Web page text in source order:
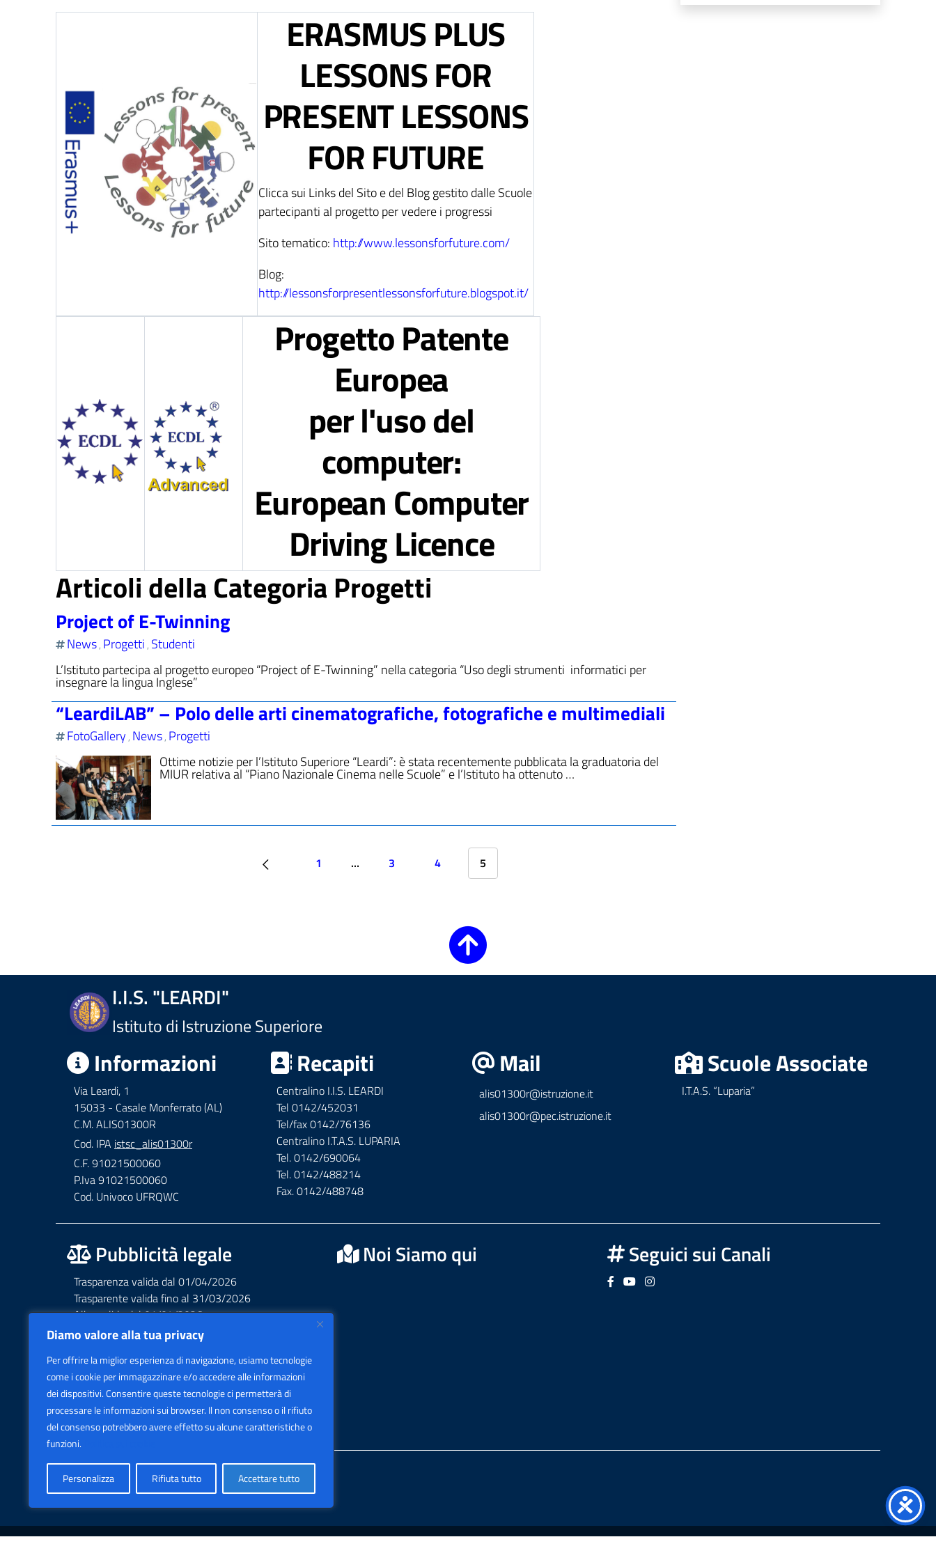
Diamo valore alla tua privacy
Per offrire la miglior esperienza di navigazione, usiamo tecnologie
come i cookie per immagazzinare e/o accedere alle informazioni
dei dispositivi. Consentire queste tecnologie ci permetterà di
processare le informazioni sui browser. Il non consenso o il rifiuto
del consenso potrebbero avere effetto su alcune caratteristiche o
funzioni.
Personalizza Rifiuta tutto Accettare tutto
ERASMUS PLUS
LESSONS FOR
PRESENT LESSONS
FOR FUTURE
Clicca sui Links del Sito e del Blog gestito dalle Scuole
partecipanti al progetto per vedere i progressi
Sito tematico: http://www.lessonsforfuture.com/
Blog:
http://lessonsforpresentlessonsforfuture.blogspot.it/
Progetto Patente
Europea
per l'uso del
computer:
European Computer
Driving Licence
Articoli della Categoria Progetti
Project of E-Twinning
News, Progetti, Studenti
L’Istituto partecipa al progetto europeo “Project of E-Twinning” nella categoria “Uso degli strumenti informatici per
insegnare la lingua Inglese”
“LeardiLAB” – Polo delle arti cinematografiche, fotografiche e multimediali
FotoGallery, News, Progetti
Ottime notizie per l’Istituto Superiore “Leardi”: è stata recentemente pubblicata la graduatoria del
MIUR relativa al “Piano Nazionale Cinema nelle Scuole” e l’Istituto ha ottenuto …
1 … 3 4 5
I.I.S. "LEARDI"
Istituto di Istruzione Superiore
Informazioni
Via Leardi, 1
15033 - Casale Monferrato (AL)
C.M. ALIS01300R
Cod. IPA istsc_alis01300r
C.F. 91021500060
P.Iva 91021500060
Cod. Univoco UFRQWC
Recapiti
Centralino I.I.S. LEARDI
Tel 0142/452031
Tel/fax 0142/76136
Centralino I.T.A.S. LUPARIA
Tel. 0142/690064
Tel. 0142/488214
Fax. 0142/488748
Mail
alis01300r@istruzione.it
alis01300r@pec.istruzione.it
Scuole Associate
I.T.A.S. “Luparia”
Pubblicità legale
Trasparenza valida dal 01/04/2026
Trasparente valida fino al 31/03/2026
Albo valido dal 01/04/2026
Albo valido fino al 31/03/2026
Accessibilità AGID Form
Noi Siamo qui Seguici sui Canali
Seguici su Facebook
Seguici su YouTube
Seguici su Instagram
Sezione Legale